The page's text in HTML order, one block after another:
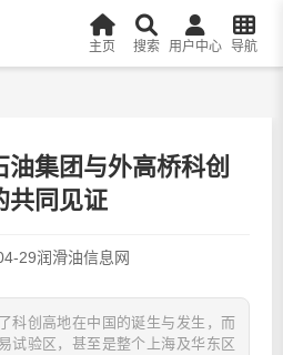
主页 搜索 用户中心 导航
集团与外高桥科创
共同见证
29润滑油信息网
科创高地在中国的诞生与发生，而
试验区，甚至是整个上海及华东区